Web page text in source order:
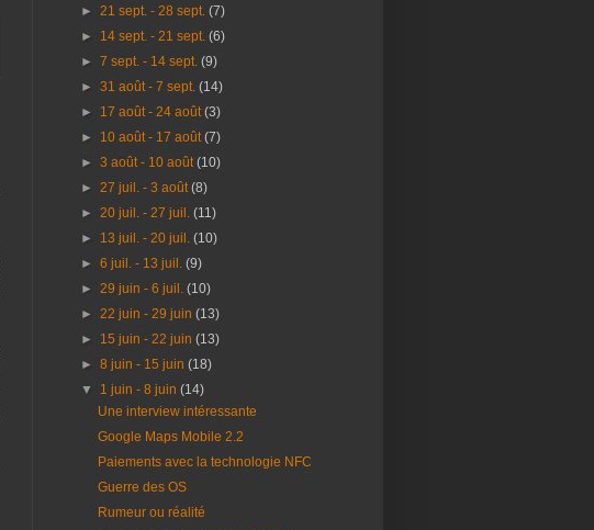
►21 sept. - 28 sept.(7)
► 14 sept. - 21 sept.(6)
►7 sept. - 14 sept.(9)
►31 août - 7 sept.(14)
► 17 août - 24 août(3)
► 10 août - 17 août(7)
►3 août - 10 août(10)
►27 juil. - 3 août(8)
►20 juil. - 27 juil.(11)
► 13 juil. - 20 juil.(10)
►6 juil. - 13 juil.(9)
►29 juin - 6 juil.(10)
►22 juin - 29 juin(13)
► 15 juin - 22 juin(13)
►8 juin - 15 juin(18)
▼ 1 juin - 8 juin(14)
Une interview intéressante
Google Maps Mobile 2.2
Paiements avec la technologie NFC
Guerre des OS
Rumeur ou réalité